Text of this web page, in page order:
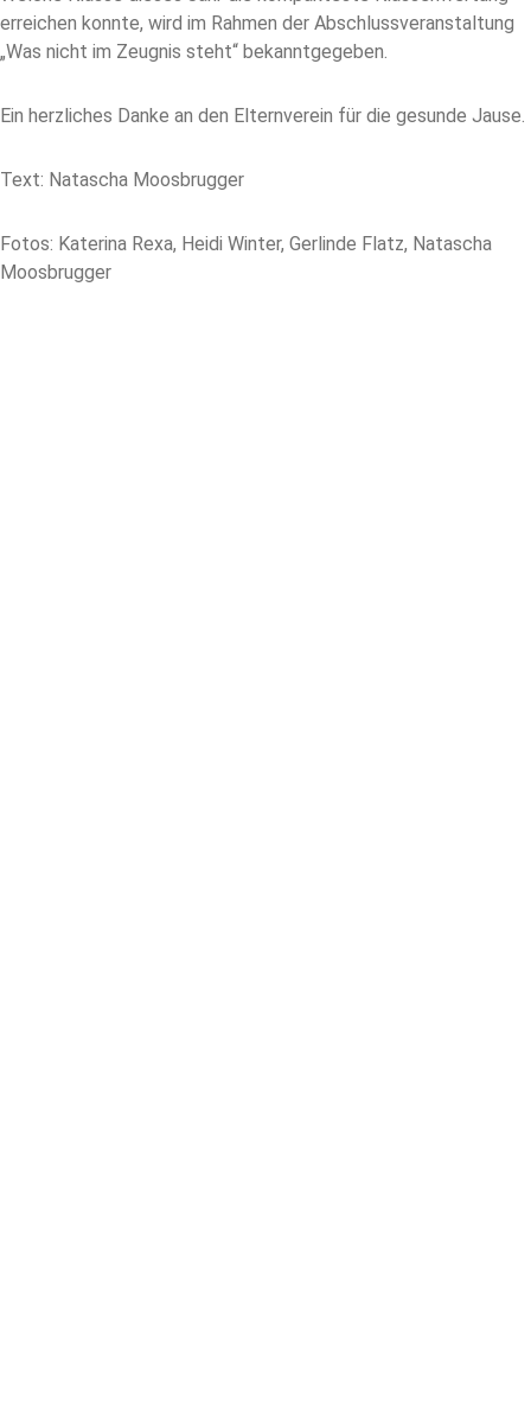
erreichen konnte, wird im Rahmen der Abschlussveranstaltung
„Was nicht im Zeugnis steht“ bekanntgegeben.
Ein herzliches Danke an den Elternverein für die gesunde Jause.
Text: Natascha Moosbrugger
Fotos: Katerina Rexa, Heidi Winter, Gerlinde Flatz, Natascha
Moosbrugger